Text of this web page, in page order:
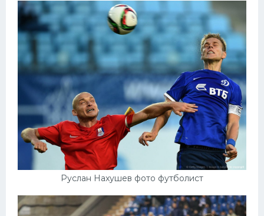
Руслан Нахушев фото футболист